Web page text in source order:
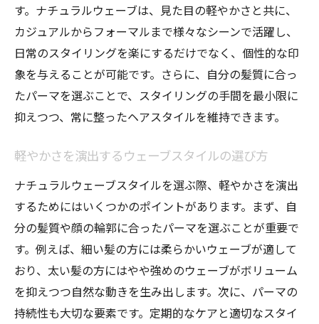
す。ナチュラルウェーブは、見た目の軽やかさと共に、
カジュアルからフォーマルまで様々なシーンで活躍し、
日常のスタイリングを楽にするだけでなく、個性的な印
象を与えることが可能です。さらに、自分の髪質に合っ
たパーマを選ぶことで、スタイリングの手間を最小限に
抑えつつ、常に整ったヘアスタイルを維持できます。
軽やかさを演出するウェーブスタイルの選び方
ナチュラルウェーブスタイルを選ぶ際、軽やかさを演出
するためにはいくつかのポイントがあります。まず、自
分の髪質や顔の輪郭に合ったパーマを選ぶことが重要で
す。例えば、細い髪の方には柔らかいウェーブが適して
おり、太い髪の方にはやや強めのウェーブがボリューム
を抑えつつ自然な動きを生み出します。次に、パーマの
持続性も大切な要素です。定期的なケアと適切なスタイ